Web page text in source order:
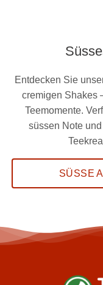
Entdecken Sie
cremigen Shakes
Teemomente.
süssen Note
SÜSSE